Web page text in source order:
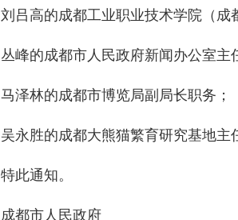
刘吕高的成都工业职业技术学院（成
丛峰的成都市人民政府新闻办公室主
马泽林的成都市博览局副局长职务；
吴永胜的成都大熊猫繁育研究基地主
特此通知。
成都市人民政府